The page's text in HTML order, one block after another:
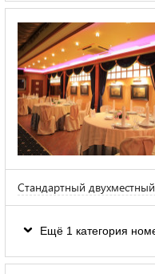
Стандартный
Ещё 1 категория